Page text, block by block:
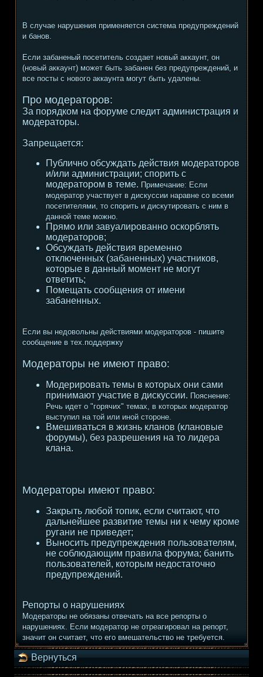
В случае нарушения применяется система предупреждений
и банов.
Если забаненый посетитель создает новый аккаунт, он
(новый аккаунт) может быть забанен без предупреждений, и
все посты с нового аккаунта могут быть удалены.
Про модераторов:
За порядком на форуме следит администрация и
модераторы.
Запрещается:
Публично обсуждать действия модераторов
и/или администрации; спорить с
модератором в теме. Примечание: Если
модератор участвует в дискуссии наравне со всеми
посетителями, то спорить и дискутировать с ним в
данной теме можно.
Прямо или завуалированно оскорблять
модераторов;
Обсуждать действия временно
отключенных (забаненных) участников,
которые в данный момент не могут
ответить;
Помещать сообщения от имени
забаненных.
Если вы недовольны действиями модераторов - пишите
сообщение в тех.поддержку
Модераторы не имеют право:
Модерировать темы в которых они сами
принимают участие в дискуссии. Пояснение:
Речь идет о "горячих" темах, в которых модератор
выступил на той или иной стороне.
Вмешиваться в жизнь кланов (клановые
форумы), без разрешения на то лидера
клана.
Модераторы имеют право:
Закрыть любой топик, если считают, что
дальнейшее развитие темы ни к чему кроме
ругани не приведет;
Выносить предупреждения пользователям,
не соблюдающим правила форума; банить
пользователей, которым недостаточно
предупреждений.
Репорты о нарушениях
Модераторы не обязаны отвечать на все репорты о
нарушениях. Если модератор не отреагировал на репорт,
значит он считает, что его вмешательство не требуется.
Вернуться